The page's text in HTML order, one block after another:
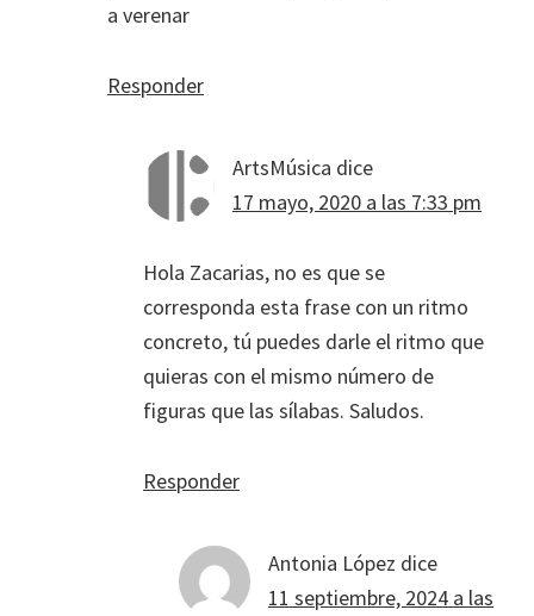
a verenar
Responder
ArtsMúsica dice
17 mayo, 2020 a las 7:33 pm
Hola Zacarias, no es que se
corresponda esta frase con un ritmo
concreto, tú puedes darle el ritmo que
quieras con el mismo número de
figuras que las sílabas. Saludos.
Responder
Antonia López dice
11 septiembre, 2024 a las